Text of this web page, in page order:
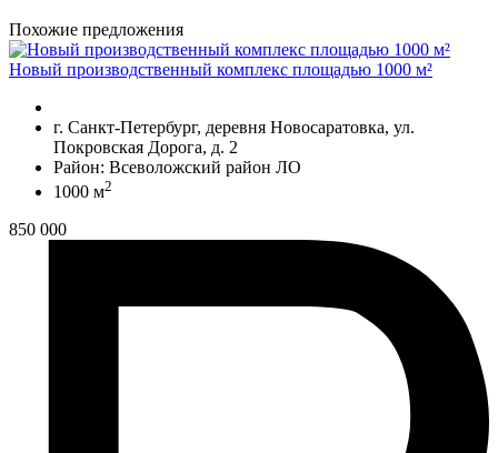
Похожие предложения
Новый производственный комплекс площадью 1000 м²
г. Санкт-Петербург, деревня Новосаратовка, ул.
Покровская Дорога, д. 2
Район: Всеволожский район ЛО
1000 м2
850 000